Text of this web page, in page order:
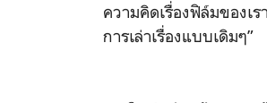
ความคิดเรื่องฟิล์มของเ
การเล่าเรื่องแบบเดิมๆ”